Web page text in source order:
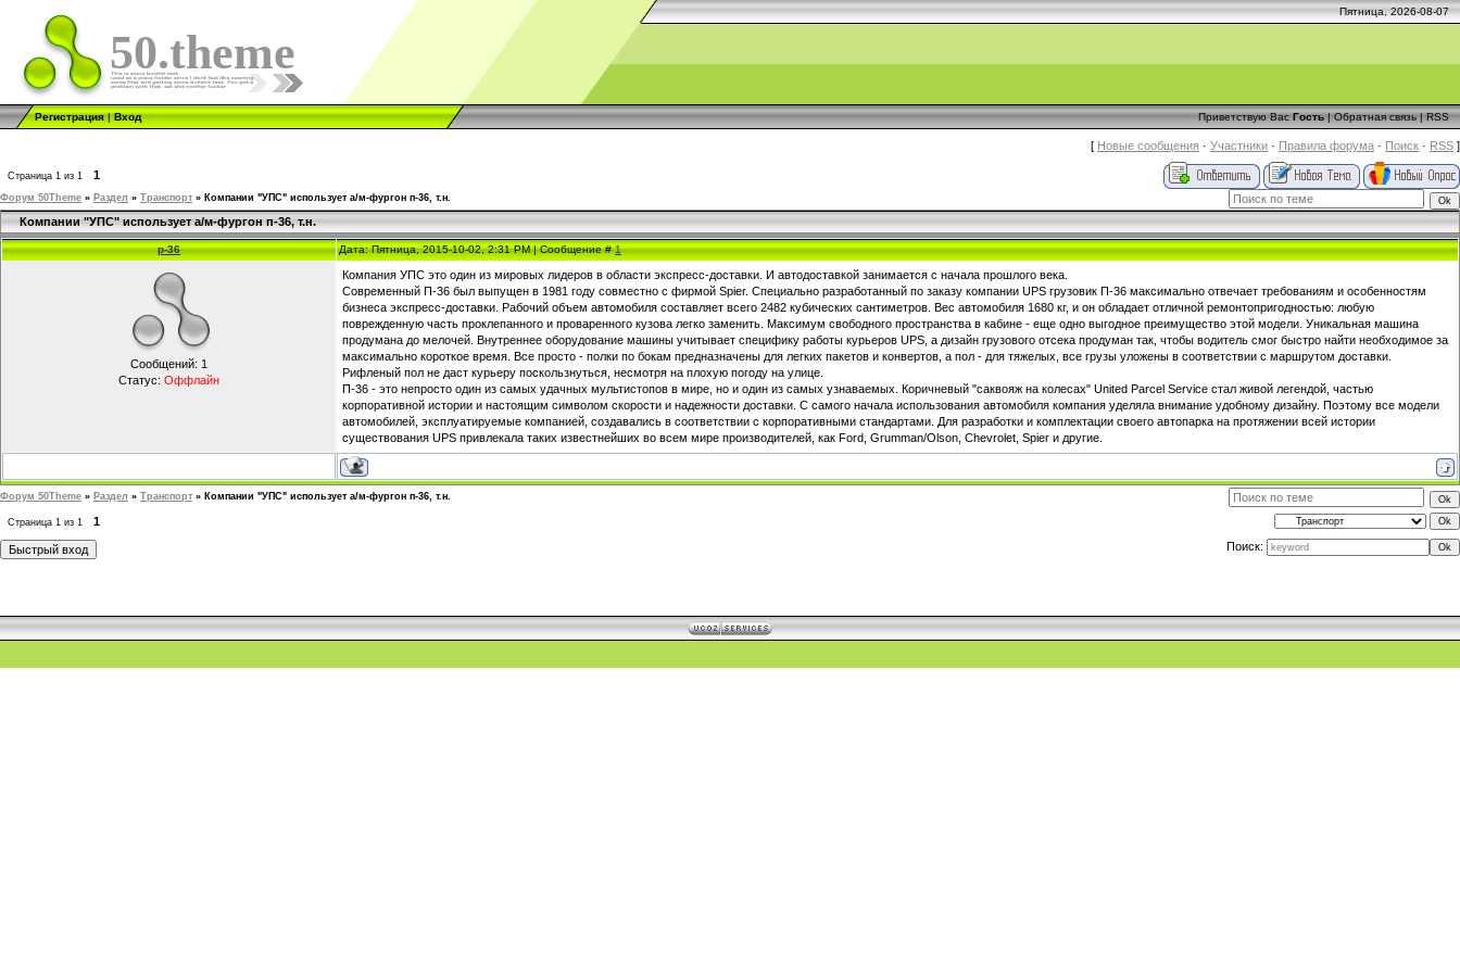
Пятница, 2026-08-07
50.theme
Регистрация|Вход Приветствую Вас Гость|Обратная связь|RSS
[ Новые сообщения · Участники · Правила форума · Поиск · RSS ]
Страница 1 из 1 1
Форум 50Theme » Раздел » Транспорт » Компании "УПС" использует а/м-фургон п-36, т.н.
Компании "УПС" использует а/м-фургон п-36, т.н.
p-36 Дата: Пятница, 2015-10-02, 2:31 PM | Сообщение #1
Сообщений: 1
Статус: Оффлайн
Компания УПС это один из мировых лидеров в области экспресс-доставки. И автодоставкой занимается с начала прошлого века.
Современный П-36 был выпущен в 1981 году совместно с фирмой Spier. Специально разработанный по заказу компании UPS грузовик П-36 максимально отвечает требованиям и особенностям
бизнеса экспресс-доставки. Рабочий объем автомобиля составляет всего 2482 кубических сантиметров. Вес автомобиля 1680 кг, и он обладает отличной ремонтопригодностью: любую
поврежденную часть проклепанного и проваренного кузова легко заменить. Максимум свободного пространства в кабине - еще одно выгодное преимущество этой модели. Уникальная машина
продумана до мелочей. Внутреннее оборудование машины учитывает специфику работы курьеров UPS, а дизайн грузового отсека продуман так, чтобы водитель смог быстро найти необходимое за
максимально короткое время. Все просто - полки по бокам предназначены для легких пакетов и конвертов, а пол - для тяжелых, все грузы уложены в соответствии с маршрутом доставки.
Рифленый пол не даст курьеру поскользнуться, несмотря на плохую погоду на улице.
П-36 - это непросто один из самых удачных мультистопов в мире, но и один из самых узнаваемых. Коричневый "саквояж на колесах" United Parcel Service стал живой легендой, частью
корпоративной истории и настоящим символом скорости и надежности доставки. С самого начала использования автомобиля компания уделяла внимание удобному дизайну. Поэтому все модели
автомобилей, эксплуатируемые компанией, создавались в соответствии с корпоративными стандартами. Для разработки и комплектации своего автопарка на протяжении всей истории
существования UPS привлекала таких известнейших во всем мире производителей, как Ford, Grumman/Olson, Chevrolet, Spier и другие.
Форум 50Theme » Раздел » Транспорт » Компании "УПС" использует а/м-фургон п-36, т.н.
Страница 1 из 1
1
Поиск: